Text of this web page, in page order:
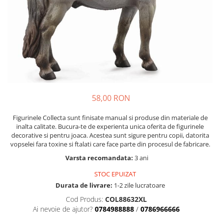
Nisip kinetic
Jucarii interactive
Proiector pentru copii
Instrumente muzicale pentru copii
Caruseluri muzicale
Joc de rol
Papusi de mana
Casa de papusi
Bormasina magica
Costum Halloween Copii
Animale de jucarie
Jucarii cu Dinozauri
Figurine cu animale domestice
Cadou copii 8 ani
Cadou copii 9 ani
Cadou copii 10 ani
Cadou copii 11 ani
Cadou copii 12 ani
58,00 RON
Figurinele Collecta sunt finisate manual si produse din materiale de
inalta calitate. Bucura-te de experienta unica oferita de figurinele
decorative si pentru joaca. Acestea sunt sigure pentru copii, datorita
vopselei fara toxine si ftalati care face parte din procesul de fabricare.
Varsta recomandata: 3 ani
STOC EPUIZAT
Durata de livrare: 1-2 zile lucratoare
Cod Produs: COL88632XL
Ai nevoie de ajutor? 0784988888 / 0786966666